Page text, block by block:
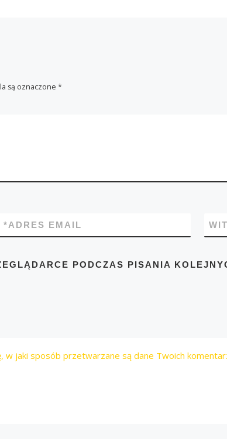
są oznaczone *
ADRES EMAIL
*
PODCZAS PISANIA
w jaki sposób przetwarzane są dane Twoich